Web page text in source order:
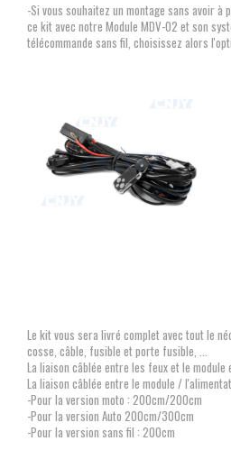
-Si vous souhaitez un montage sans avoir à
ce kit avec notre Module MDV-02 et son
télécommande sans fil, choisissez alors
Le kit vous sera livré complet avec tout le
cosse, câble, fusible et porte fusible, ...
La liaison câblée entre les feux et le
La liaison câblée entre le module /
-Pour la version moto : 200cm/200cm
-Pour la version Auto 200cm/300cm
-Pour la version sans fil : 200cm